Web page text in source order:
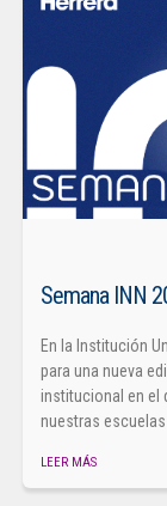
Semana INN
En la Institución
para una nueva
institucional en el
nuestras escuelas
LEER MÁS